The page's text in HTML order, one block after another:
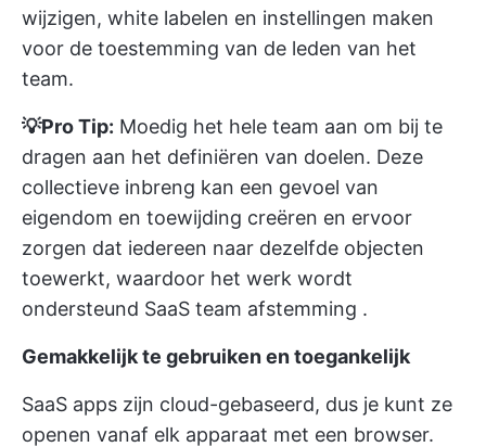
wijzigen, white labelen en instellingen maken
voor de toestemming van de leden van het
team.
💡Pro Tip: Moedig het hele team aan om bij te
dragen aan het definiëren van doelen. Deze
collectieve inbreng kan een gevoel van
eigendom en toewijding creëren en ervoor
zorgen dat iedereen naar dezelfde objecten
toewerkt, waardoor het werk wordt
ondersteund SaaS team afstemming .
Gemakkelijk te gebruiken en toegankelijk
SaaS apps zijn cloud-gebaseerd, dus je kunt ze
openen vanaf elk apparaat met een browser.